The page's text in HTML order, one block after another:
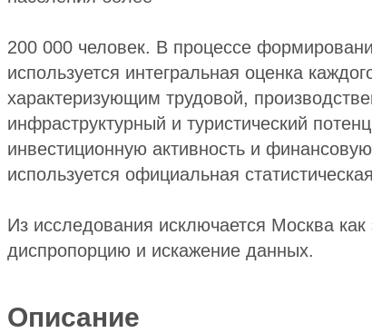
200 000 человек. В процессе
используется интегральная оценка
характеризующим трудовой,
инфраструктурный и туристический
инвестиционную активность и
используется официальная
Из исследования исключается Москва
диспропорцию и искажение данных.
Описание